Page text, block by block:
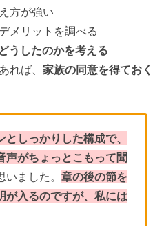
方が強い
リットを調べる
うしたのかを考える
れば、 家族の同意を得ておく
しっかりした構成で、
声がちょっとこもって聞
いました。章の後の節を
が入るのですが、私には